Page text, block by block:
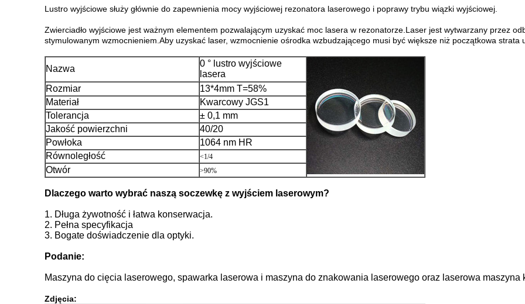
Lustro wyjściowe służy głównie do zapewnienia mocy wyjściowej rezonatora laserowego i poprawy trybu wiązki wyjściowej.
Zwierciadło wyjściowe jest ważnym elementem pozwalającym uzyskać moc lasera w rezonatorze.Laser jest wytwarzany przez
stymulowanym wzmocnieniem.Aby uzyskać laser, wzmocnienie ośrodka wzbudzającego musi być większe niż początkowa strata
Nazwa
0 ° lustro wyjściowe
lasera
Rozmiar
13*4mm T=58%
Materiał
Kwarcowy JGS1
Tolerancja
± 0,1 mm
Jakość powierzchni
40/20
Powłoka
1064 nm HR
Równoległość
<1/4
Otwór >90%
Dlaczego warto wybrać naszą soczewkę z wyjściem laserowym?
1. Długa żywotność i łatwa konserwacja.
2. Pełna specyfikacja
3. Bogate doświadczenie dla optyki.
Podanie:
Maszyna do cięcia laserowego, spawarka laserowa i maszyna do znakowania laserowego oraz laserowa maszyna
Zdjęcia: